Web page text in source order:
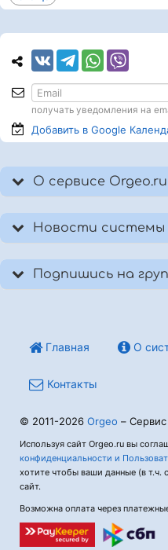
получать уведомления на
Добавить в Google
О сервисе Orgeo.ru
Новости системы
Подпишись на
Главная О
Контакты
© 2011-2026 Orgeo – Сервис
Используя сайт Orgeo.ru вы
конфиденциальности и
хотите чтобы ваши данные (в т.ч.
сайт.
Возможна оплата через